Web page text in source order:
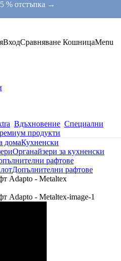
% отстъпка →
ВходСравняване КошницаMenu
Вдъхновение Специални
продукти
домаКухненски
Органайзери за кухненски
рафтове
Допълнителни рафтове